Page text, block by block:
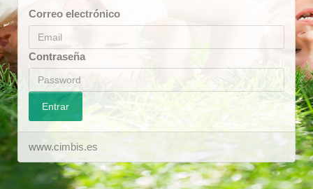
Correo electrónico
Contraseña
Entrar
www.cimbis.es